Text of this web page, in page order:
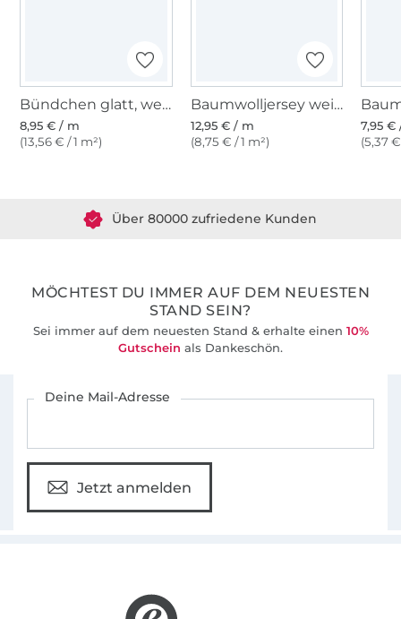
Bündchen glatt, weiß
8,95 € / m
(13,56 € / 1 m²)
Baumwolljersey weiß
12,95 € / m
(8,75 € / 1 m²)
7,95 €
(5,37
Über 80000 zufriedene Kunden
MÖCHTEST DU IMMER AUF DEM NEUESTEN
STAND SEIN?
Sei immer auf dem neuesten Stand & erhalte einen 10%
Gutschein als Dankeschön.
Deine Mail-Adresse
Jetzt anmelden